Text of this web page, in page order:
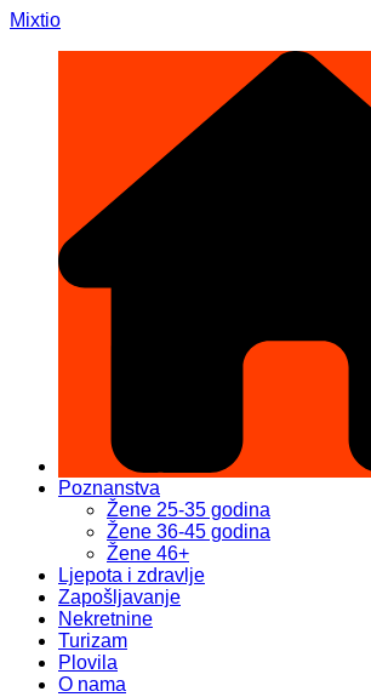
Skip
Mixtio
Poznanstva
Žene 25-35 godina
Žene 36-45 godina
Žene 46+
Ljepota i zdravlje
Zapošljavanje
Nekretnine
Turizam
Plovila
O nama